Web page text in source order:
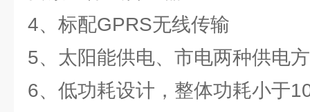
4、标配GPRS无线传输
5、太阳能供电、市电两种供电
6、低功耗设计，整体功耗小于